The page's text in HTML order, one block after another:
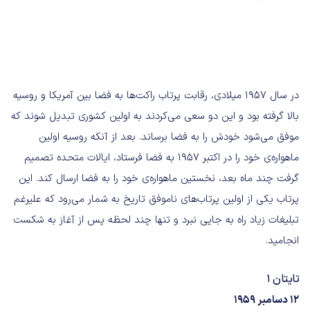
در سال ۱۹۵۷ میلادی، رقابت پرتاب راکت‌ها به فضا بین آمریکا و روسیه
بالا گرفته بود و این دو سعی می‌کردند به اولین کشوری تبدیل شوند که
موفق می‌شود خودش را به فضا برساند. بعد از آنکه روسیه اولین
ماهواره‌ی خود را در اکتبر ۱۹۵۷ به فضا فرستاد، ایالات متحده تصمیم
گرفت چند ماه بعد، نخستین ماهواره‌ی خود را به فضا ارسال کند. این
پرتاب یکی از اولین پرتاب‌های ناموفق تاریخ به شمار می‌رود که علیرغم
تبلیغات زیاد راه به جایی نبرد و تنها چند لحظه پس از آغاز به شکست
انجامید.
تایتان ۱
۱۲ دسامبر ۱۹۵۹